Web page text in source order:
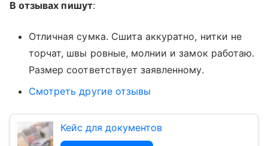
В отзывах пишут:
Отличная сумка. Сшита аккуратно, нитки не
торчат, швы ровные, молнии и замок работаю.
Размер соответствует заявленному.
Смотреть другие отзывы
Кейс для документов